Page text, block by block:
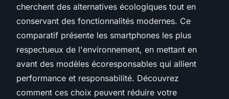
cherchent des alternatives écologiques tout en
conservant des fonctionnalités modernes. Ce
comparatif présente les smartphones les plus
respectueux de l'environnement, en mettant en
avant des modèles écoresponsables qui allient
performance et responsabilité. Découvrez
comment ces choix peuvent réduire votre